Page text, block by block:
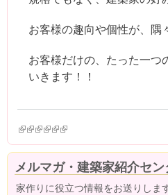
お客様の趣向や個性が、隅
お客様だけの、たった一つ
いきます！！
(link is external)
(link is external)
(link is external)
(link is external)
(link is external)
(link is external)
メルマガ・建築家紹介セ
家作りに役立つ情報をお送りしま